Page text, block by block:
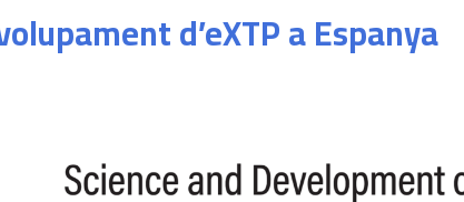
d’eXTP a Espanya